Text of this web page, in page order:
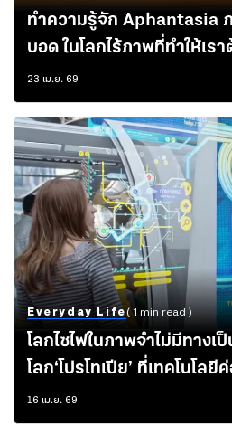
ทำความรู้จัก Aphantasia
บอด ในโลกไร้ภาพที่ทำให้เร
เป็นชุดข้อมูลและตรรกะ
23 เม.ย. 69
Everyday Life ( 1 min read )
โลกไซไฟในภาพจำไม่มีทางเ
โลก‘โปรโทเปีย’ ที่เทคโนโล
หวือหวา และถูกปรับตามพฤ
16 เม.ย. 69